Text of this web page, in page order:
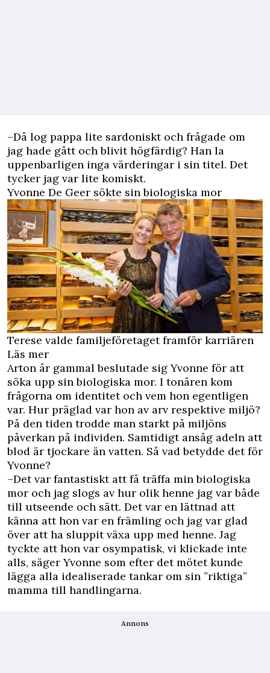
–Då log pappa lite sardoniskt och frågade om
jag hade gått och blivit högfärdig? Han la
uppenbarligen inga värderingar i sin titel. Det
tycker jag var lite komiskt.
Yvonne De Geer sökte sin biologiska mor
Terese valde familjeföretaget framför karriären
Läs mer
Arton år gammal beslutade sig Yvonne för att
söka upp sin biologiska mor. I tonåren kom
frågorna om identitet och vem hon egentligen
var. Hur präglad var hon av arv respektive miljö?
På den tiden trodde man starkt på miljöns
påverkan på individen. Samtidigt ansåg adeln att
blod är tjockare än vatten. Så vad betydde det för
Yvonne?
–Det var fantastiskt att få träffa min biologiska
mor och jag slogs av hur olik henne jag var både
till utseende och sätt. Det var en lättnad att
känna att hon var en främling och jag var glad
över att ha sluppit växa upp med henne. Jag
tyckte att hon var osympatisk, vi klickade inte
alls, säger Yvonne som efter det mötet kunde
lägga alla idealiserade tankar om sin ”riktiga”
mamma till handlingarna.
Annons